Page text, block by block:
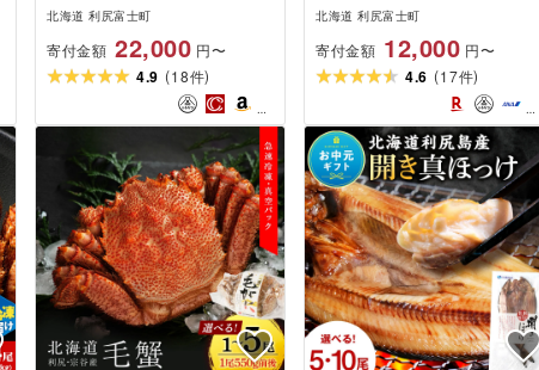
衛]
北海道 利尻富士町
寄付金額 22,000 円〜
4.9 (18件)
道ふるさと納税 利尻富士町
北海道 利尻富士町
寄付金額 12,000 円〜
4.6 (17件)